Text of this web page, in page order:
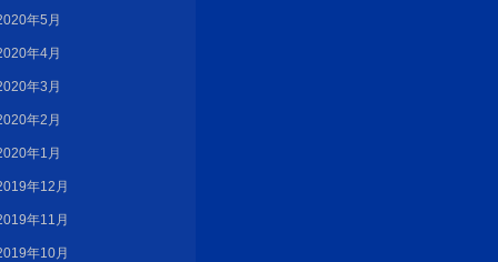
年5月
年4月
年3月
年2月
年1月
年12月
年11月
年10月